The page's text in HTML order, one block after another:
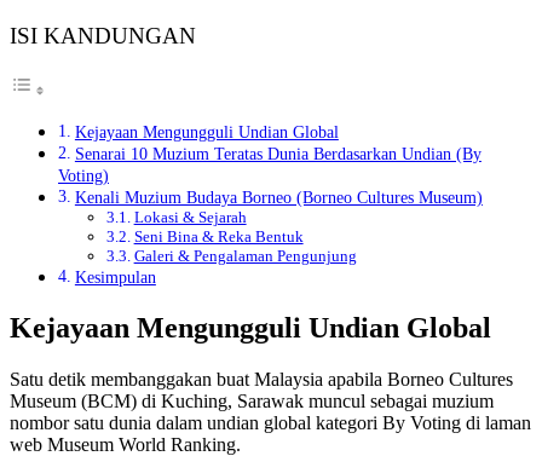
ISI KANDUNGAN
Kejayaan Mengungguli Undian Global
Senarai 10 Muzium Teratas Dunia Berdasarkan Undian (By
Voting)
Kenali Muzium Budaya Borneo (Borneo Cultures Museum)
Lokasi & Sejarah
Seni Bina & Reka Bentuk
Galeri & Pengalaman Pengunjung
Kesimpulan
Kejayaan Mengungguli Undian Global
Satu detik membanggakan buat Malaysia apabila Borneo Cultures
Museum (BCM) di Kuching, Sarawak muncul sebagai muzium
nombor satu dunia dalam undian global kategori By Voting di laman
web Museum World Ranking.